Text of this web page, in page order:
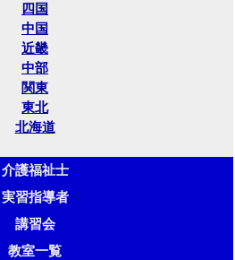
四国
中国
近畿
中部
関東
東北
北海道
介護福祉士
実習指導者
講習会
教室一覧